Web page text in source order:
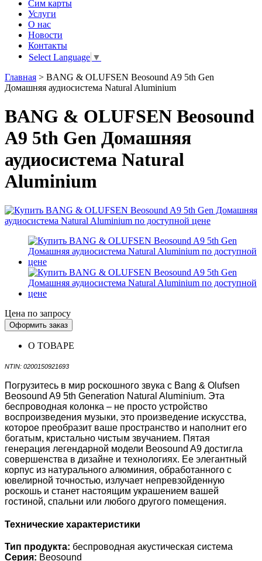
Сим карты
Услуги
О нас
Новости
Контакты
Select Language ▼
Главная > BANG & OLUFSEN Beosound A9 5th Gen
Домашняя аудиосистема Natural Aluminium
BANG & OLUFSEN Beosound
A9 5th Gen Домашняя
аудиосистема Natural
Aluminium
Цена по запросу
Оформить заказ
О ТОВАРЕ
NTIN: 0200150921693
Погрузитесь в мир роскошного звука с Bang & Olufsen
Beosound A9 5th Generation Natural Aluminium. Эта
беспроводная колонка – не просто устройство
воспроизведения музыки, это произведение искусства,
которое преобразит ваше пространство и наполнит его
богатым, кристально чистым звучанием. Пятая
генерация легендарной модели Beosound A9 достигла
совершенства в дизайне и технологиях. Ее элегантный
корпус из натурального алюминия, обработанного с
ювелирной точностью, излучает непревзойденную
роскошь и станет настоящим украшением вашей
гостиной, спальни или любого другого помещения.
Технические характеристики
Тип продукта: беспроводная акустическая система
Серия: Beosound